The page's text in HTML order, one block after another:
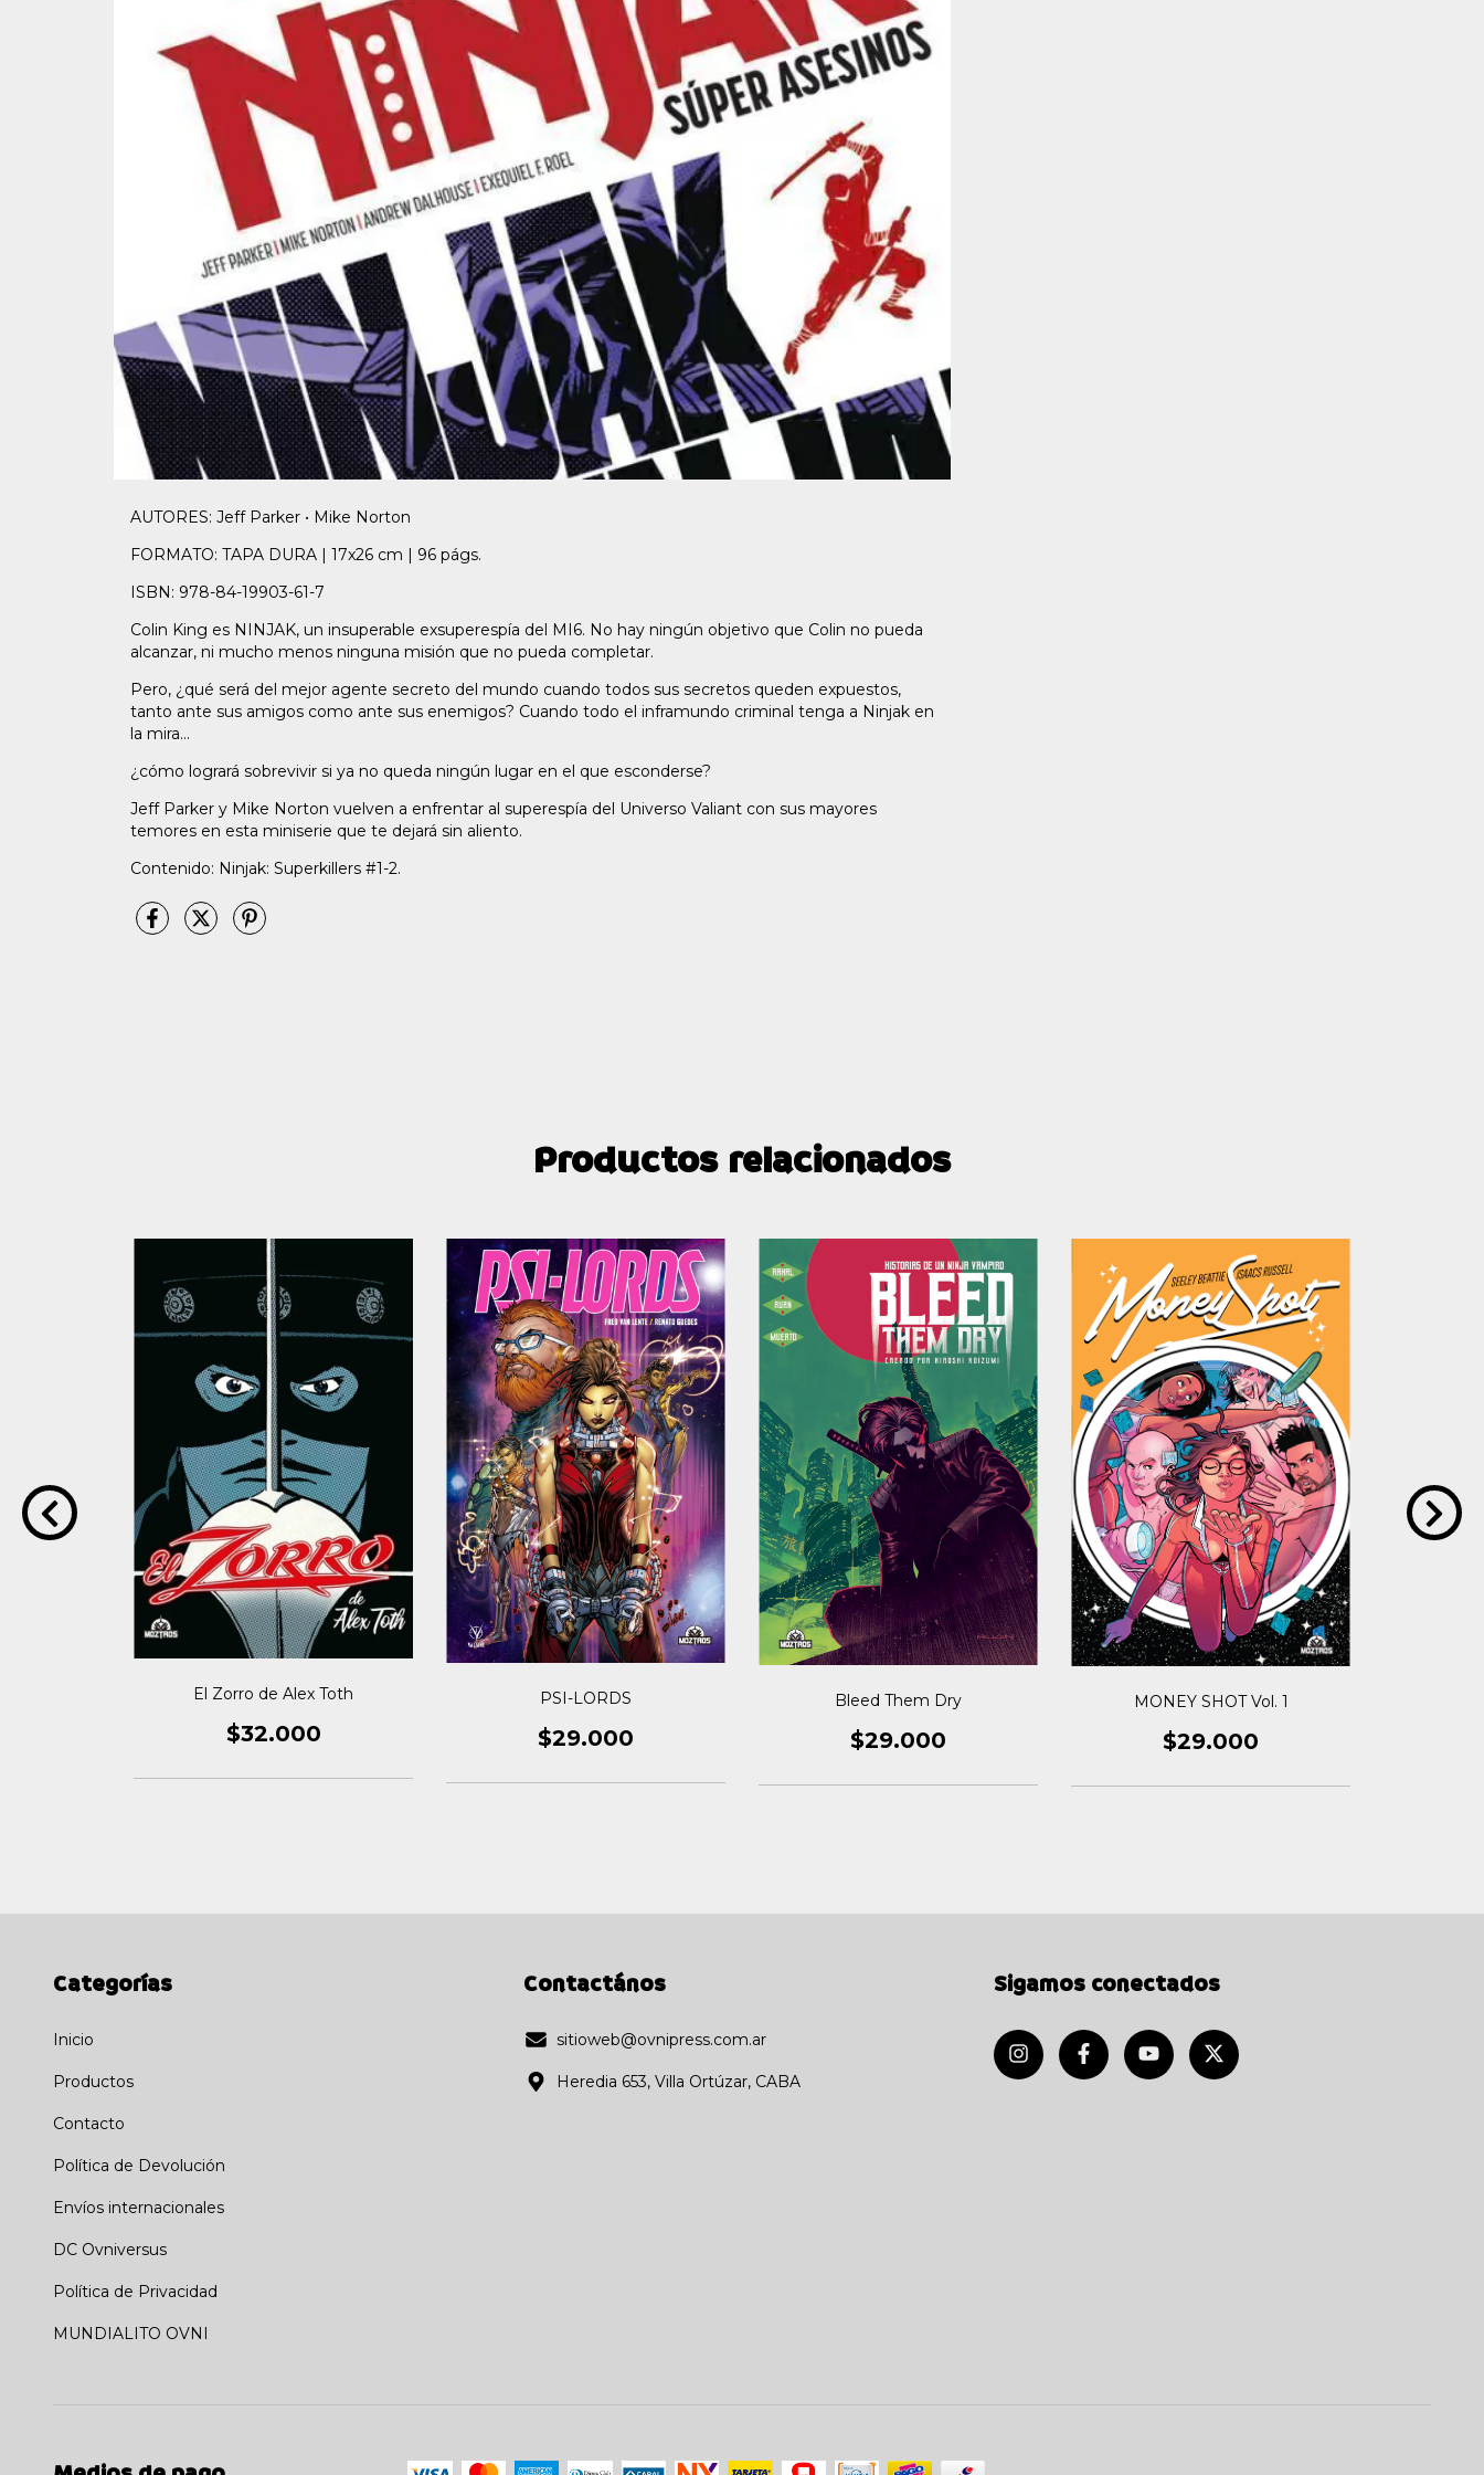
AUTORES: Jeff Parker • Mike Norton
FORMATO: TAPA DURA | 17x26 cm | 96 págs.
ISBN: 978-84-19903-61-7
Colin King es NINJAK, un insuperable exsuperespía del MI6. No hay ningún objetivo que Colin no pueda
alcanzar, ni mucho menos ninguna misión que no pueda completar.
Pero, ¿qué será del mejor agente secreto del mundo cuando todos sus secretos queden expuestos,
tanto ante sus amigos como ante sus enemigos? Cuando todo el inframundo criminal tenga a Ninjak en
la mira...
¿cómo logrará sobrevivir si ya no queda ningún lugar en el que esconderse?
Jeff Parker y Mike Norton vuelven a enfrentar al superespía del Universo Valiant con sus mayores
temores en esta miniserie que te dejará sin aliento.
Contenido: Ninjak: Superkillers #1-2.
Productos relacionados
El Zorro de Alex Toth
$32.000
PSI-LORDS
$29.000
Bleed Them Dry
$29.000
MONEY SHOT Vol. 1
$29.000
Categorías
Inicio
Productos
Contacto
Política de Devolución
Envíos internacionales
DC Ovniversus
Política de Privacidad
MUNDIALITO OVNI
Contactános
sitioweb@ovnipress.com.ar
Heredia 653, Villa Ortúzar, CABA
Sigamos conectados